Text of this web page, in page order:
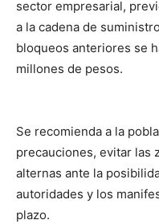
sector empresarial,
a la cadena de
bloqueos anteriores se
millones de pesos.
Se recomienda a la
precauciones, evitar las
alternas ante la
autoridades y los
plazo.